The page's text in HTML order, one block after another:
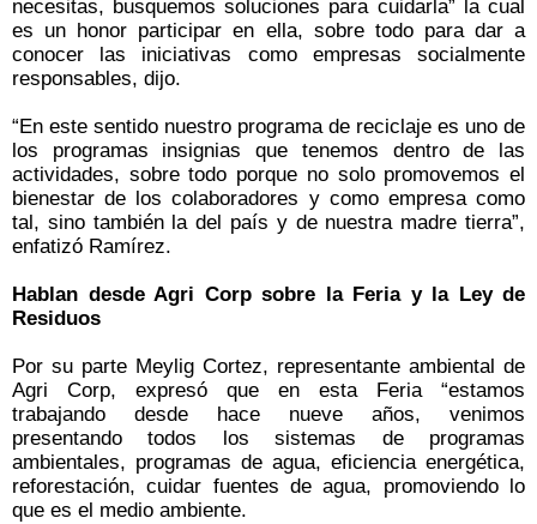
necesitas, busquemos soluciones para cuidarla” la cual
es un honor participar en ella, sobre todo para dar a
conocer las iniciativas como empresas socialmente
responsables, dijo.
“En este sentido nuestro programa de reciclaje es uno de
los programas insignias que tenemos dentro de las
actividades, sobre todo porque no solo promovemos el
bienestar de los colaboradores y como empresa como
tal, sino también la del país y de nuestra madre tierra”,
enfatizó Ramírez.
Hablan desde Agri Corp sobre la Feria y la Ley de
Residuos
Por su parte Meylig Cortez, representante ambiental de
Agri Corp, expresó que en esta Feria “estamos
trabajando desde hace nueve años, venimos
presentando todos los sistemas de programas
ambientales, programas de agua, eficiencia energética,
reforestación, cuidar fuentes de agua, promoviendo lo
que es el medio ambiente.